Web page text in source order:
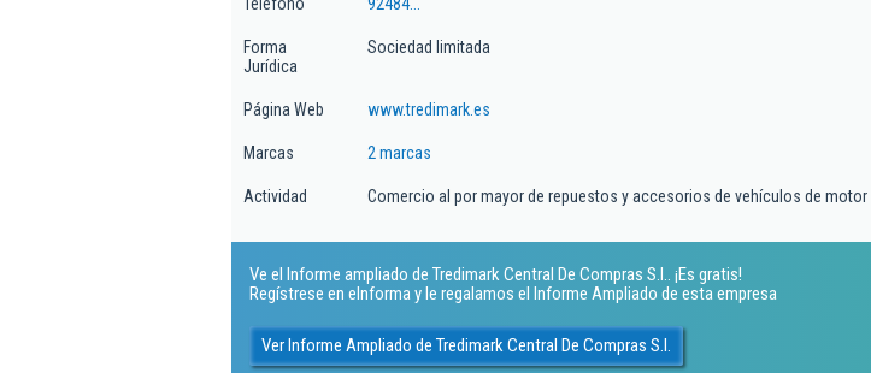
Forma
Jurídica
Sociedad limitada
Página Web www.tredimark.es
Marcas 2 marcas
Actividad Comercio al por mayor de repuestos y accesorios de vehículos de motor
Ve el Informe ampliado de Tredimark Central De Compras S.l.. ¡Es gratis!
Regístrese en eInforma y le regalamos el Informe Ampliado de esta empresa
Ver Informe Ampliado de Tredimark Central De Compras S.l.